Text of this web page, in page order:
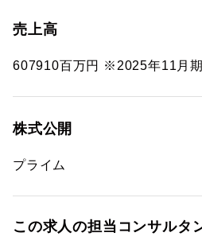
売上高
607910百万円 ※2025年11月期
株式公開
プライム
この求人の担当コンサルタ